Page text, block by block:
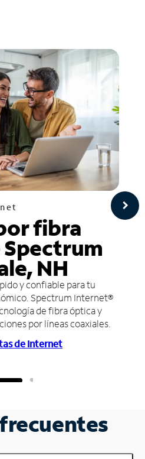
fibra
NH
y confiable para tu
Spectrum Internet®
de fibra óptica y
por líneas coaxiales.
de Internet